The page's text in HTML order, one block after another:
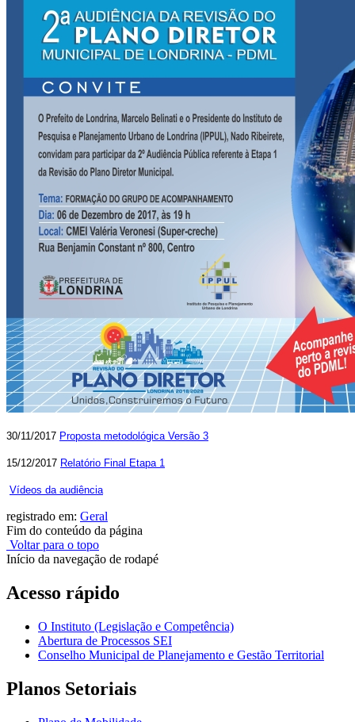
30/11/2017 Proposta metodológica Versão 3
15/12/2017 Relatório Final Etapa 1
Vídeos da audiência
registrado em: Geral
Fim do conteúdo da página
Voltar para o topo
Início da navegação de rodapé
Acesso rápido
O Instituto (Legislação e Competência)
Abertura de Processos SEI
Conselho Municipal de Planejamento e Gestão Territorial
Planos Setoriais